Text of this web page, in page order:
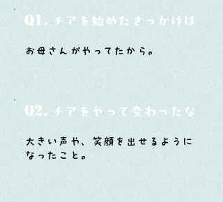
Q1. チアを始めたきっかけは？
お母さんがやってたから。
Q2. チアをやって変わったなと思
大きい声や、笑顔を出せるように
なったこと。